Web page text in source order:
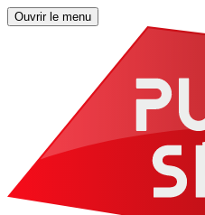
Ouvrir le menu